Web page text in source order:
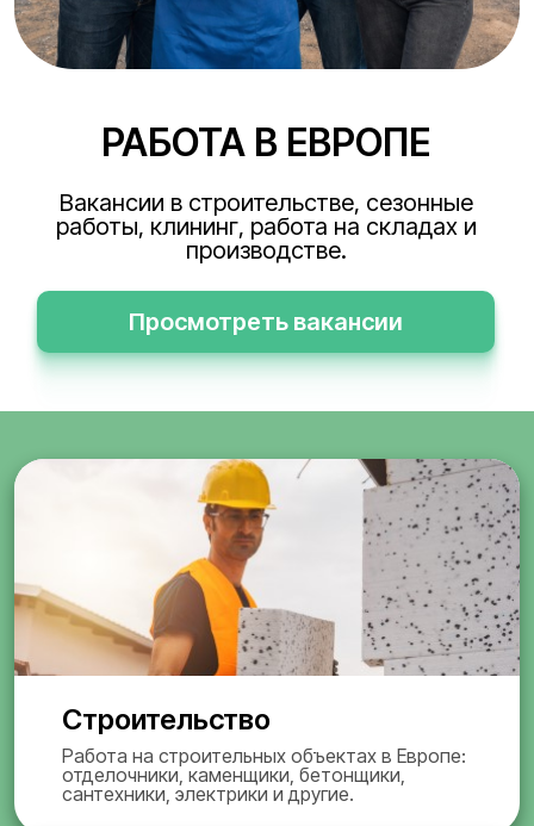
РАБОТА В ЕВРОПЕ
Вакансии в строительстве, сезонные
работы, клининг, работа на складах и
производстве.
Просмотреть вакансии
Строительство
Работа на строительных объектах в Европе:
отделочники, каменщики, бетонщики,
сантехники, электрики и другие.